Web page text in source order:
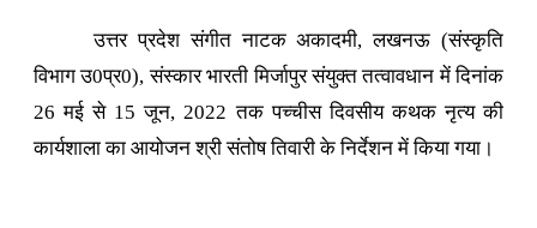
उत्तर प्रदेश संगीत नाटक अकादमी, लखनऊ (संस्कृति
विभाग उ0प्र0), संस्कार भारती मिर्जापुर संयुक्त तत्वावधान में दिनांक
26 मई से 15 जून, 2022 तक पच्चीस दिवसीय कथक नृत्य की
कार्यशाला का आयोजन श्री संतोष तिवारी के निर्देशन में किया गया।